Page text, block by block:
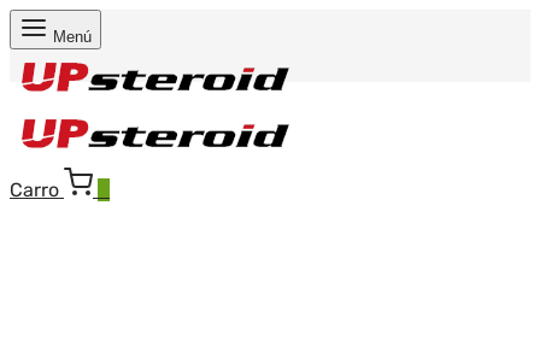
Menú
Carro